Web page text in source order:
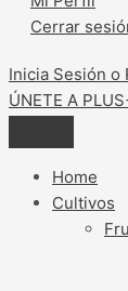
Cerrar
Inicia Sesión o
ÚNETE A
Home
Cultivos